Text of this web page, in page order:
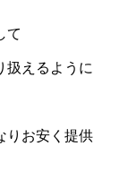
て
扱えるように
りお安く提供